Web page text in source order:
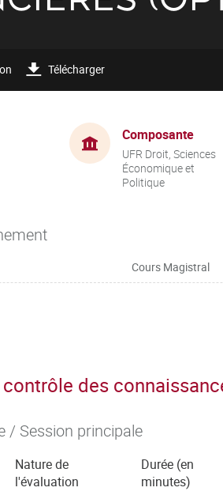
Télécharger
Composante
UFR Droit, Sciences
Économique et
Politique
Cours Magistral
des
/ Session principale
Nature de
l'évaluation
Durée (en
minutes)